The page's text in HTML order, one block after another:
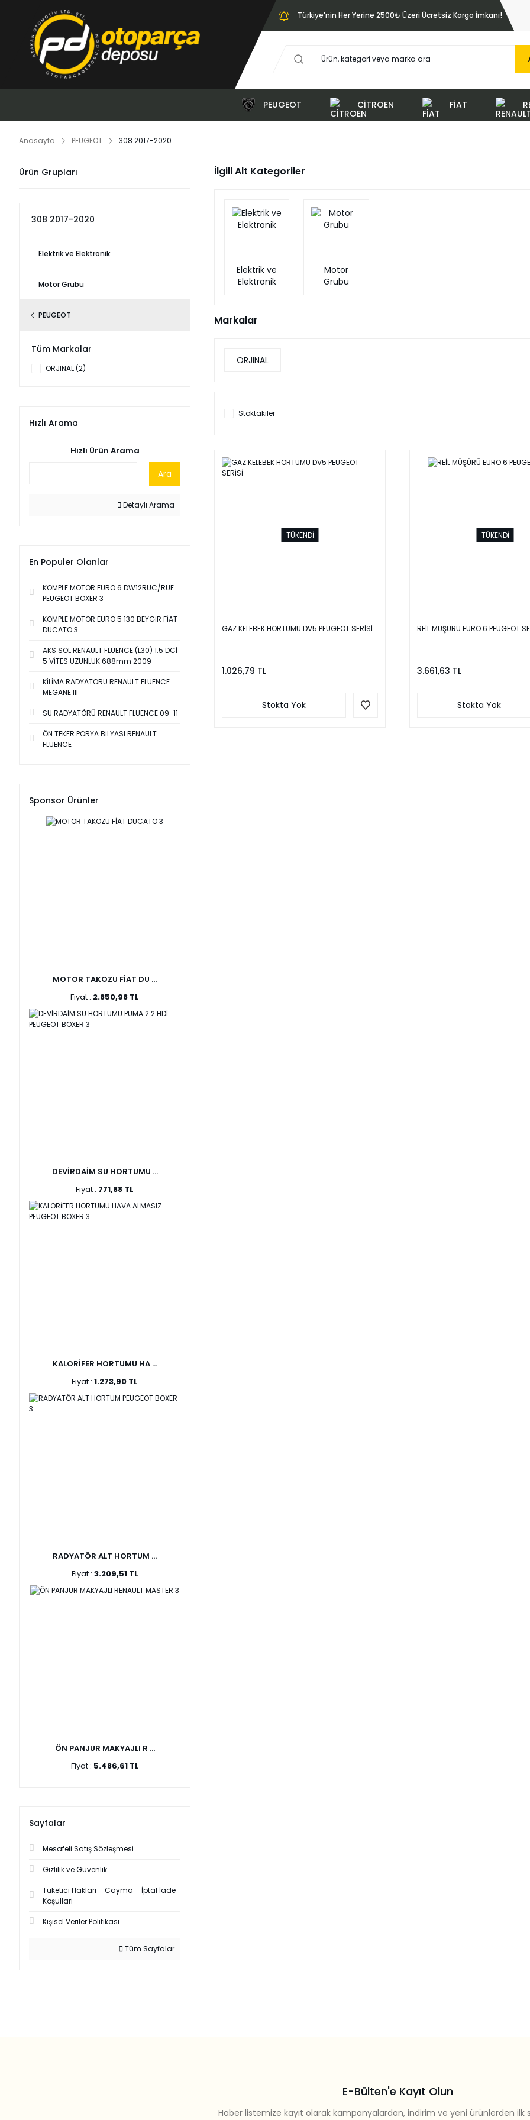
Türkiye'nin Her Yerine 2500₺ Üzeri Ücretsiz Kargo İmkanı!
PEUGEOT CİTROEN FİAT
Anasayfa PEUGEOT 308 2017-2020
Ürün Grupları
308 2017-2020
Elektrik ve Elektronik
Motor Grubu
PEUGEOT
Tüm Markalar
ORJINAL (2)
Hızlı Arama
Hızlı Ürün Arama
Ara
Detaylı Arama
En Populer Olanlar
KOMPLE MOTOR EURO 6 DW12RUC/RUE
PEUGEOT BOXER 3
KOMPLE MOTOR EURO 5 130 BEYGİR FİAT
DUCATO 3
AKS SOL RENAULT FLUENCE (L30) 1.5 DCİ
5 VİTES UZUNLUK 688mm 2009-
KİLİMA RADYATÖRÜ RENAULT FLUENCE
MEGANE III
SU RADYATÖRÜ RENAULT FLUENCE 09-11
ÖN TEKER PORYA BİLYASI RENAULT
FLUENCE
Sponsor Ürünler
MOTOR TAKOZU FİAT DU ...
Fiyat : 2.850,98 TL
DEVİRDAİM SU HORTUMU ...
Fiyat : 771,88 TL
KALORİFER HORTUMU HA ...
Fiyat : 1.273,90 TL
RADYATÖR ALT HORTUM ...
Fiyat : 3.209,51 TL
ÖN PANJUR MAKYAJLI R ...
Fiyat : 5.486,61 TL
Sayfalar
Mesafeli Satış Sözleşmesi
Gizlilik ve Güvenlik
Tüketici Haklari – Cayma – İptal İade
Koşullari
Kişisel Veriler Politikası
Tüm Sayfalar
İlgili Alt Kategoriler
Elektrik ve
Elektronik
Motor
Grubu
Markalar
ORJINAL
Stoktakiler
TÜKENDİ
GAZ KELEBEK HORTUMU DV5 PEUGEOT SERİSİ
1.026,79 TL
Stokta Yok
TÜKENDİ
REİL MÜŞÜRÜ EURO 6 PEUGEOT
3.661,63 TL
Stokta Yok
E-Bülten'e Kayıt Olun
Haber listemize kayıt olarak kampanyalardan, indirim ve yeni ürünlerden ilk